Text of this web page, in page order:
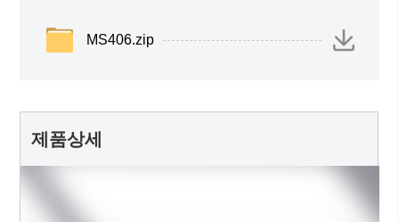
MS406.zip
제품상세